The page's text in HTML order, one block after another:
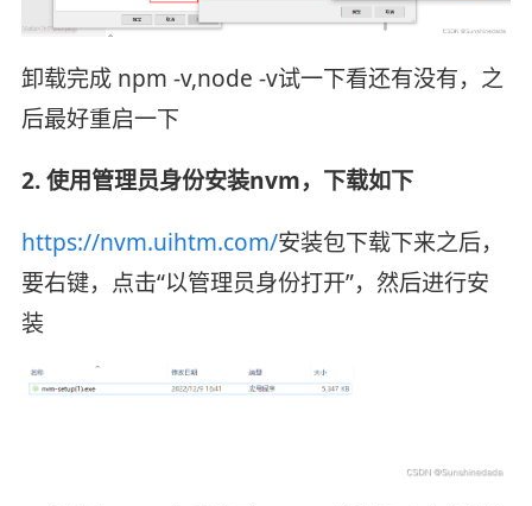
卸载完成 npm -v,node -v试一下看还有没有，之
后最好重启一下
2. 使用管理员身份安装nvm，下载如下
https://nvm.uihtm.com/安装包下载下来之后，
要右键，点击“以管理员身份打开”，然后进行安
装